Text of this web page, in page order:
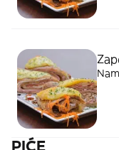
PIĆE